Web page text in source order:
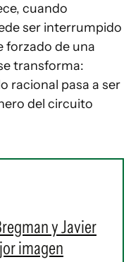
cuando
ser interrumpido
forzado de una
transforma:
racional pasa a ser
del circuito
y Javier
imagen